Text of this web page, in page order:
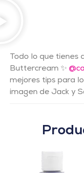
Todo lo que tienes
Buttercream ✨
mejores tips para
imagen de Jack y